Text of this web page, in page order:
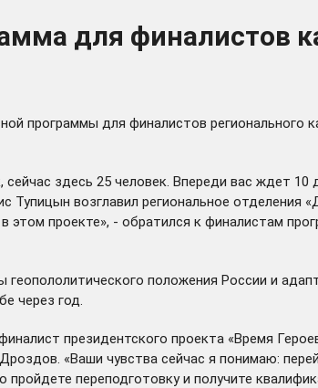
для финалистов
программы для финалистов
здесь 25 человек. Впереди вас ждет
Тупицын возглавил региональное отделения
проекте», - обратился к финалистам
положения России и
через год.
президентского проекта «Время
«Ваши чувства сейчас я понимаю:
переподготовку и получите